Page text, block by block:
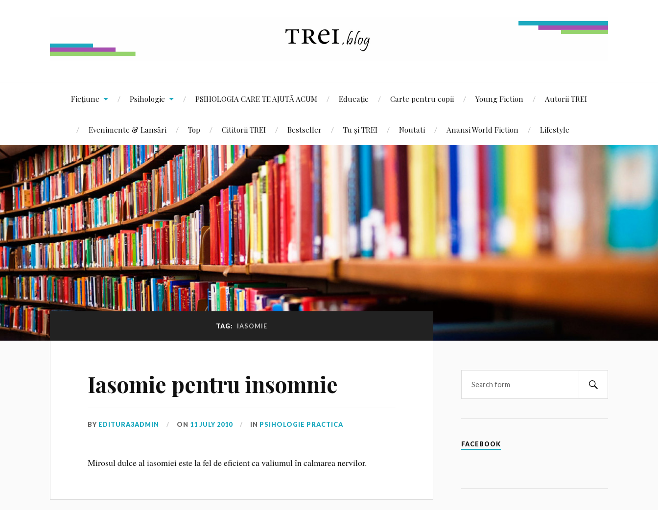
Ficțiune Psihologie PSIHOLOGIA CARE TE AJUTĂ ACUM Educație Carte pentru copii Young Fiction Autorii TREI
Evenimente & Lansări Top Cititorii TREI Bestseller Tu și TREI Noutati Anansi World Fiction Lifestyle
TAG: IASOMIE
Iasomie pentru insomnie
BY EDITURA3ADMIN ON 11 JULY 2010 IN PSIHOLOGIE PRACTICA
Mirosul dulce al iasomiei este la fel de eficient ca valiumul în calmarea nervilor.
FACEBOOK